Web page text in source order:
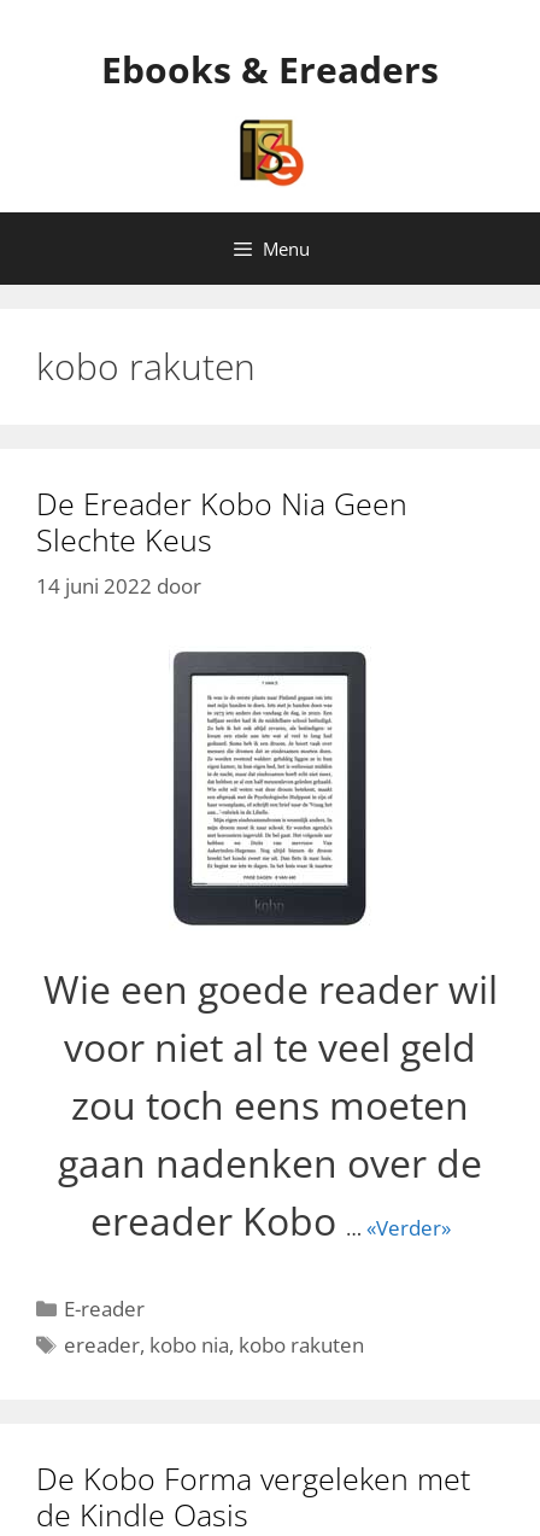
Ebooks & Ereaders
Menu
kobo rakuten
De Ereader Kobo Nia Geen
Slechte Keus
14 juni 2022 door
Wie een goede reader wil
voor niet al te veel geld
zou toch eens moeten
gaan nadenken over de
ereader Kobo … «Verder»
Categorieën
E-reader
Tags
ereader, kobo nia, kobo rakuten
De Kobo Forma vergeleken met
de Kindle Oasis